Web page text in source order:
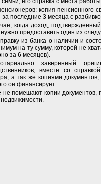
копия пенсионного
за последние 3 месяца с
когда доход,
предоставить один из
из банка о наличии и
на ту сумму, которой не
за 6 месяцев).
заверенный
вместе со
а так же копиями
он финансирует.
не помешают копии
недвижимости.